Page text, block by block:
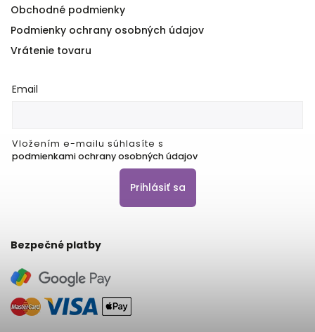
Obchodné podmienky
Podmienky ochrany osobných údajov
Vrátenie tovaru
Email
Vložením e-mailu súhlasíte s
podmienkami ochrany osobných údajov
Prihlásiť sa
Bezpečné platby